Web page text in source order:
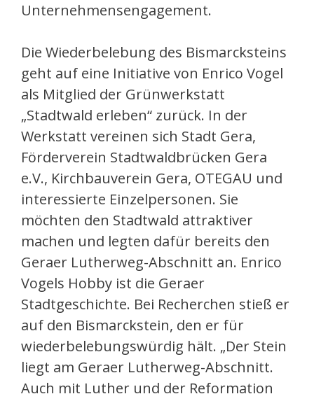
Unternehmensengagement.
Die Wiederbelebung des Bismarcksteins
geht auf eine Initiative von Enrico Vogel
als Mitglied der Grünwerkstatt
„Stadtwald erleben“ zurück. In der
Werkstatt vereinen sich Stadt Gera,
Förderverein Stadtwaldbrücken Gera
e.V., Kirchbauverein Gera, OTEGAU und
interessierte Einzelpersonen. Sie
möchten den Stadtwald attraktiver
machen und legten dafür bereits den
Geraer Lutherweg-Abschnitt an. Enrico
Vogels Hobby ist die Geraer
Stadtgeschichte. Bei Recherchen stieß er
auf den Bismarckstein, den er für
wiederbelebungswürdig hält. „Der Stein
liegt am Geraer Lutherweg-Abschnitt.
Auch mit Luther und der Reformation